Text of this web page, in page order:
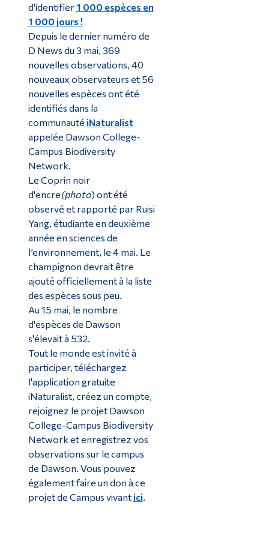
d'identifier 1 000 espèces en
1 000 jours !
Depuis le dernier numéro de
D News du 3 mai, 369
nouvelles observations, 40
nouveaux observateurs et 56
nouvelles espèces ont été
identifiés dans la
communauté iNaturalist
appelée Dawson College-
Campus Biodiversity
Network.
Le Coprin noir
d'encre(photo) ont été
observé et rapporté par Ruisi
Yang, étudiante en deuxième
année en sciences de
l’environnement, le 4 mai. Le
champignon devrait être
ajouté officiellement à la liste
des espèces sous peu.
Au 15 mai, le nombre
d'espèces de Dawson
s'élevait à 532.
Tout le monde est invité à
participer, téléchargez
l'application gratuite
iNaturalist, créez un compte,
rejoignez le projet Dawson
College-Campus Biodiversity
Network et enregistrez vos
observations sur le campus
de Dawson. Vous pouvez
également faire un don à ce
projet de Campus vivant ici